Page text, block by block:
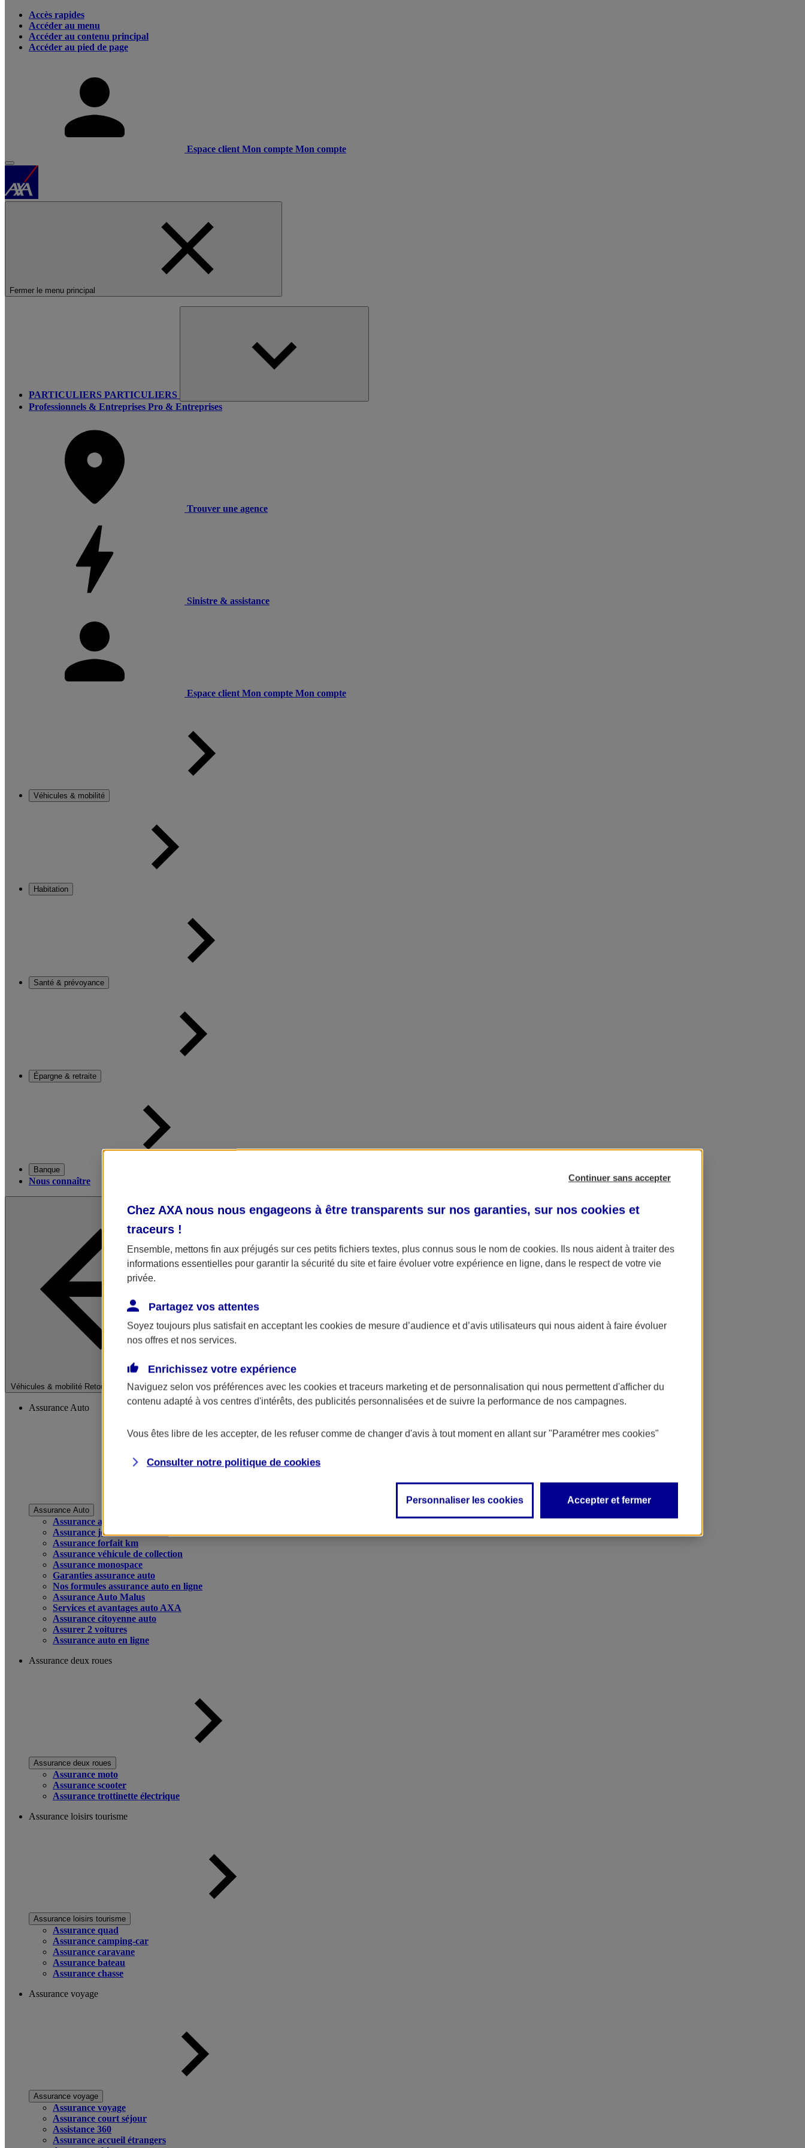
Accès rapides
Accéder au menu
Accéder au contenu principal
Accéder au pied de page
Espace client Mon compte Mon compte
Fermer le menu principal
PARTICULIERS PARTICULIERS
Professionnels & Entreprises Pro & Entreprises
Trouver une agence
Sinistre & assistance
Espace client Mon compte Mon compte
Véhicules & mobilité
Habitation
Santé & prévoyance
Épargne & retraite
Banque
Nous connaître
Véhicules & mobilité Retour à la section précédente
Fermer le menu principal
Assurance Auto
Assurance Auto
Assurance auto
Assurance jeune conducteur
Assurance forfait km
Assurance véhicule de collection
Assurance monospace
Garanties assurance auto
Nos formules assurance auto en ligne
Assurance Auto Malus
Services et avantages auto AXA
Assurance citoyenne auto
Assurer 2 voitures
Assurance auto en ligne
Assurance deux roues
Assurance deux roues
Assurance moto
Assurance scooter
Assurance trottinette électrique
Assurance loisirs tourisme
Assurance loisirs tourisme
Assurance quad
Assurance camping-car
Assurance caravane
Assurance bateau
Assurance chasse
Assurance voyage
Assurance voyage
Assurance voyage
Assurance court séjour
Assistance 360
Assurance accueil étrangers
Continuer sans accepter
Chez AXA nous nous engageons à être transparents sur nos garanties, sur nos cookies et
traceurs !
Ensemble, mettons fin aux préjugés sur ces petits fichiers textes, plus connus sous le nom de cookies. Ils nous aident à traiter des
informations essentielles pour garantir la sécurité du site et faire évoluer votre expérience en ligne, dans le respect de votre vie
privée.
Partagez vos attentes
Soyez toujours plus satisfait en acceptant les cookies de mesure d’audience et d’avis utilisateurs qui nous aident à faire évoluer
nos offres et nos services.
Enrichissez votre expérience
Naviguez selon vos préférences avec les cookies et traceurs marketing et de personnalisation qui nous permettent d'afficher du
contenu adapté à vos centres d'intérêts, des publicités personnalisées et de suivre la performance de nos campagnes.
Vous êtes libre de les accepter, de les refuser comme de changer d'avis à tout moment en allant sur "Paramétrer mes cookies"
Consulter notre politique de cookies
Personnaliser les cookies Accepter et fermer